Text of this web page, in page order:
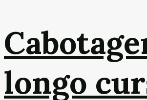
longo